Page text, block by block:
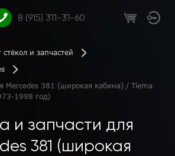
8 (915) 311-31-60
стёкол и запчастей
Mercedes 381 (широкая кабина) / Tiema
1998 год)
и запчасти для
381 (широкая